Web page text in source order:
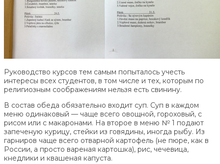
Руководство курсов тем самым попыталось учесть
интересы всех студентов, в том числе и тех, которым по
религиозным соображениям нельзя есть свинину.
В состав обеда обязательно входит суп. Суп в каждом
меню одинаковый — чаще всего овощной, гороховый, с
рисом или с макаронами. На второе в меню № 1 подают
запеченую курицу, стейки из говядины, иногда рыбу. Из
гарниров чаще всего отварной картофель (не пюре, как в
России, а просто вареная картошка), рис, чечевица,
кнедлики и квашеная капуста.